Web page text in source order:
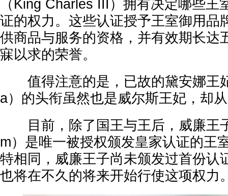
（King Charles III）拥有决定哪些王
证的权力。这些认证授予王室御用品
供商品与服务的资格，并有效期长达
寐以求的荣誉。
值得注意的是，已故的黛安娜王
a）的头衔虽然也是威尔斯王妃，却
目前，除了国王与王后，威廉王
m）是唯一被授权颁发皇家认证的王
特相同，威廉王子尚未颁发过首份认
也将在不久的将来开始行使这项权力